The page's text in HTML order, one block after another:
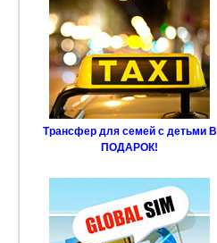
Трансфер для семей с детьми В
ПОДАРОК!